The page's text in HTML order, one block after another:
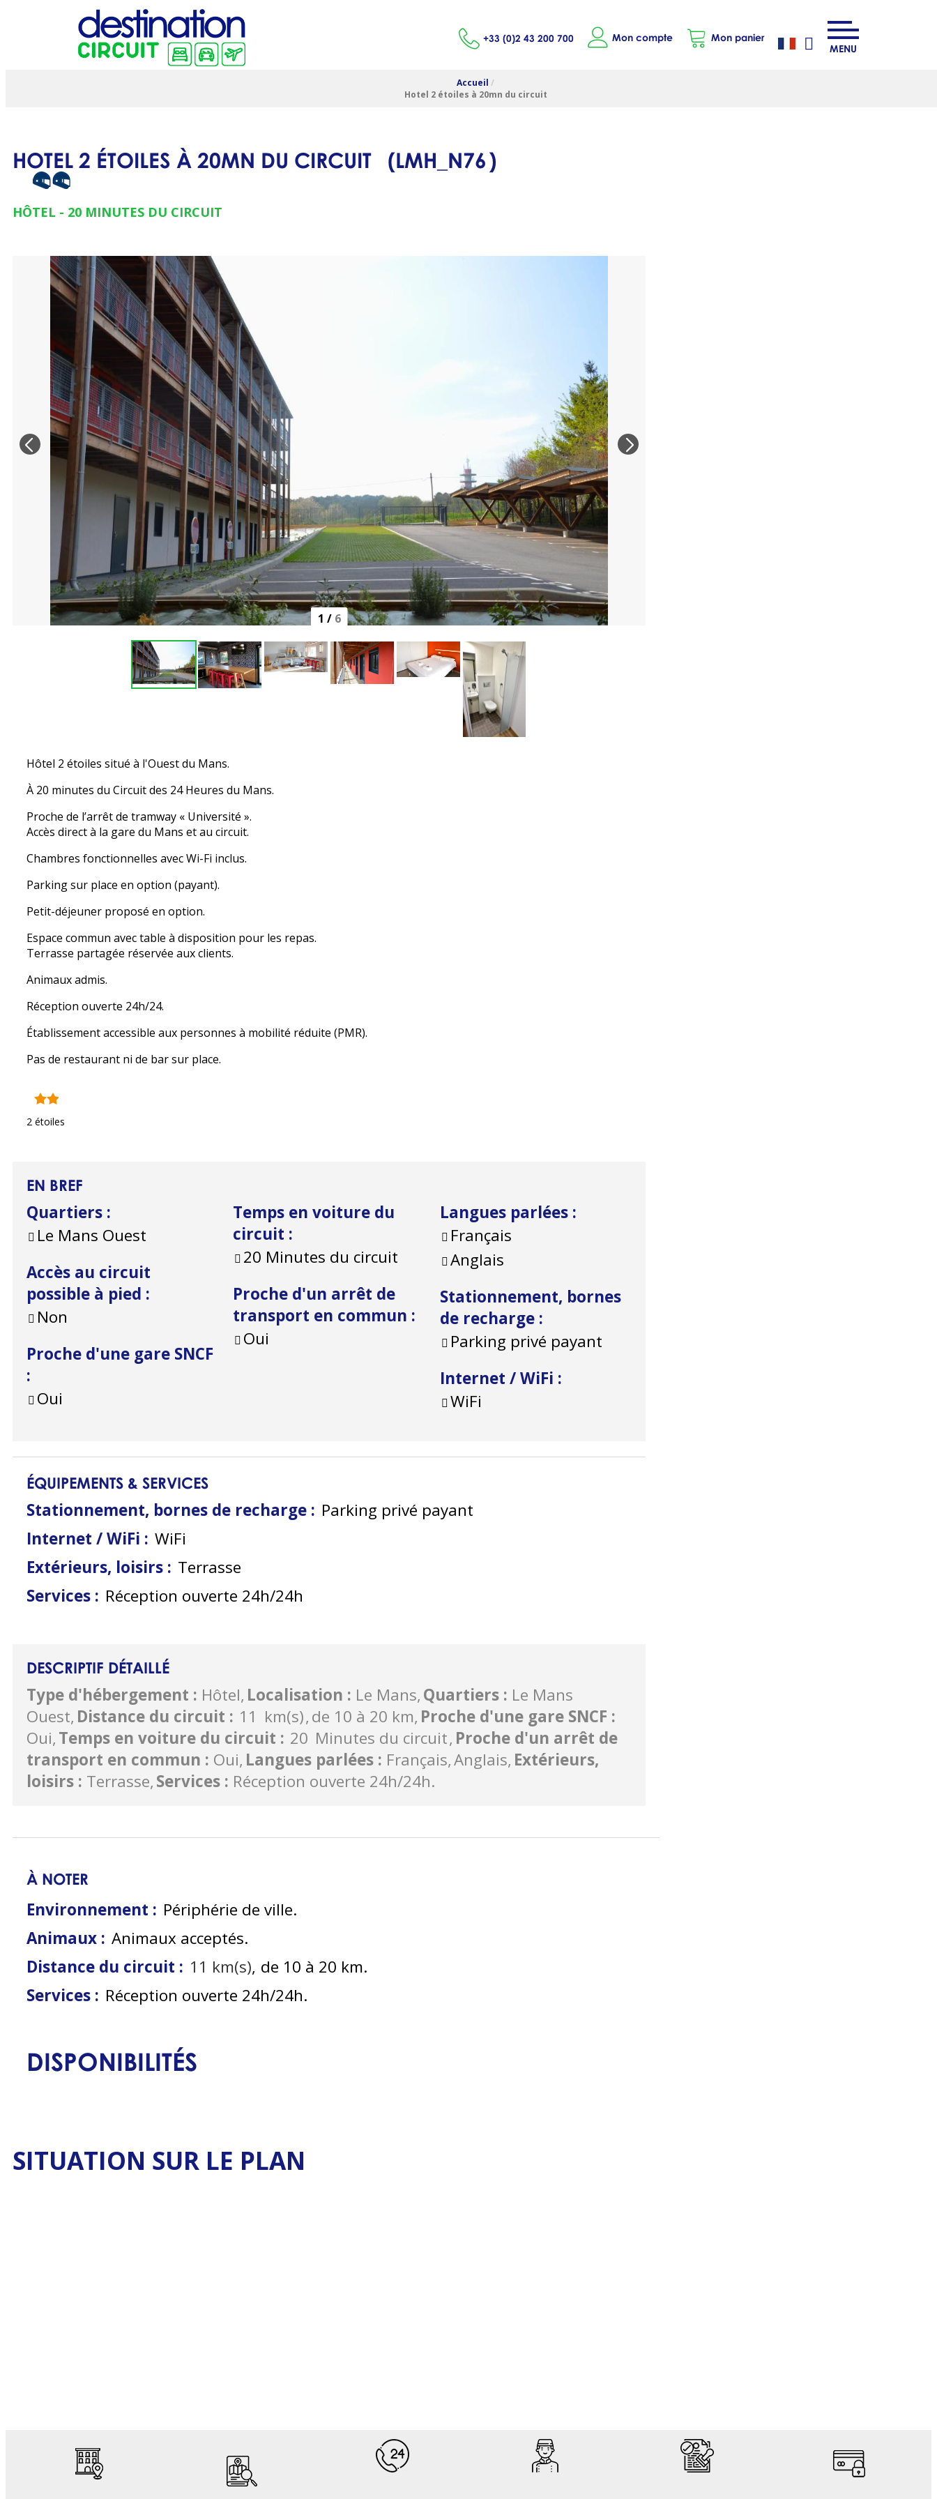
+33 (0)2 43 200 700 Mon compte
Mon panier
MENU
Accueil /
Hotel 2 étoiles à 20mn du circuit
HOTEL 2 ÉTOILES À 20MN DU CIRCUIT (LMH_N76)
HÔTEL 20 MINUTES DU CIRCUIT
1 / 6
Hôtel 2 étoiles situé à l'Ouest du Mans.
À 20 minutes du Circuit des 24 Heures du Mans.
Proche de l’arrêt de tramway « Université ».
Accès direct à la gare du Mans et au circuit.
Chambres fonctionnelles avec Wi-Fi inclus.
Parking sur place en option (payant).
Petit-déjeuner proposé en option.
Espace commun avec table à disposition pour les repas.
Terrasse partagée réservée aux clients.
Animaux admis.
Réception ouverte 24h/24.
Établissement accessible aux personnes à mobilité réduite (PMR).
Pas de restaurant ni de bar sur place.
2 étoiles
EN BREF
Quartiers :
Le Mans Ouest
Accès au circuit
possible à pied :
Non
Proche d'une gare SNCF
:
Oui
Temps en voiture du
circuit :
20 Minutes du circuit
Proche d'un arrêt de
transport en commun :
Oui
Langues parlées :
Français
Anglais
Stationnement, bornes
de recharge :
Parking privé payant
Internet / WiFi :
WiFi
ÉQUIPEMENTS & SERVICES
Stationnement, bornes de recharge : Parking privé payant
Internet / WiFi : WiFi
Extérieurs, loisirs : Terrasse
Services : Réception ouverte 24h/24h
DESCRIPTIF DÉTAILLÉ
Type d'hébergement : Hôtel Localisation : Le Mans Quartiers : Le Mans
Ouest Distance du circuit : 11 km(s) de 10 à 20 km Proche d'une gare SNCF :
Oui Temps en voiture du circuit : 20 Minutes du circuit Proche d'un arrêt de
transport en commun : Oui Langues parlées : Français Anglais Extérieurs,
loisirs : Terrasse Services : Réception ouverte 24h/24h
À NOTER
Environnement : Périphérie de ville
Animaux : Animaux acceptés
Distance du circuit : 11 km(s) de 10 à 20 km
Services : Réception ouverte 24h/24h
DISPONIBILITÉS
SITUATION SUR LE PLAN